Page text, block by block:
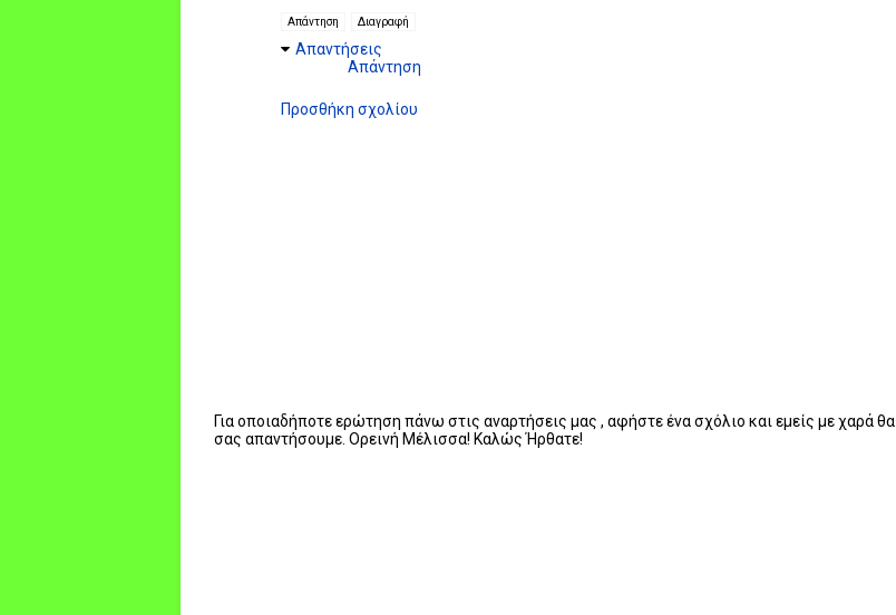
Απάντηση Διαγραφή
Απαντήσεις
Απάντηση
Προσθήκη σχολίου
Για οποιαδήποτε ερώτηση πάνω στις αναρτήσεις μας , αφήστε ένα σχόλιο και εμείς με χαρά θα
σας απαντήσουμε. Ορεινή Μέλισσα! Καλώς Ήρθατε!